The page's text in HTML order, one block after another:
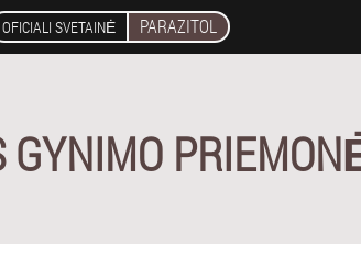
OFICIALI SVETAINĖ PARAZITOL